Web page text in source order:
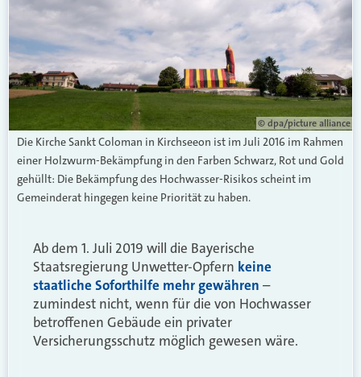
© dpa/picture alliance
Die Kirche Sankt Coloman in Kirchseeon ist im Juli 2016 im Rahmen
einer Holzwurm-Bekämpfung in den Farben Schwarz, Rot und Gold
gehüllt: Die Bekämpfung des Hochwasser-Risikos scheint im
Gemeinderat hingegen keine Priorität zu haben.
Ab dem 1. Juli 2019 will die Bayerische
Staatsregierung Unwetter-Opfern keine
staatliche Soforthilfe mehr gewähren –
zumindest nicht, wenn für die von Hochwasser
betroffenen Gebäude ein privater
Versicherungsschutz möglich gewesen wäre.